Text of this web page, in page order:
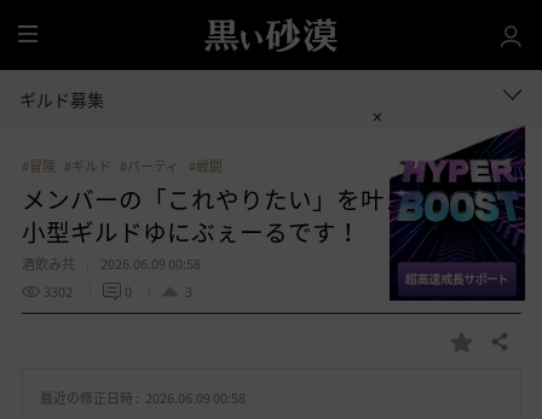
全
体
ギルド募集
#冒険 #ギルド #パーティ #戦闘
メンバーの「これやりたい」を叶えます！
小型ギルドゆにぶぇーるです！
酒飲み共
2026.06.09 00:58
3302
0 3
お 共有する
最近の修正日時 : 2026.06.09 00:58